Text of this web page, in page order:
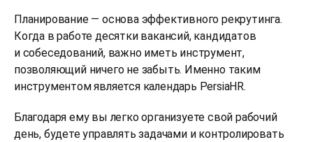
Планирование — основа эффективного рекрутинга.
Когда в работе десятки вакансий, кандидатов
и собеседований, важно иметь инструмент,
позволяющий ничего не забыть. Именно таким
инструментом является календарь PersiaHR.
Благодаря ему вы легко организуете свой рабочий
день, будете управлять задачами и контролировать